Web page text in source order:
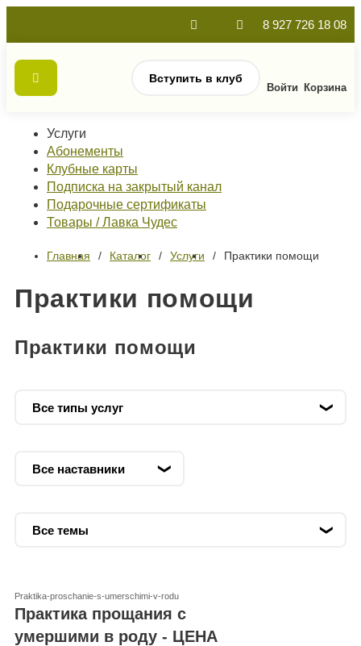
8 927 726 18 08
Вступить в клуб
Войти Корзина
Услуги
Абонементы
Клубные карты
Подписка на закрытый канал
Подарочные сертификаты
Товары / Лавка Чудес
Главная Каталог Услуги Практики помощи
Практики помощи
Практики помощи
Praktika-proschanie-s-umerschimi-v-rodu
Практика прощания с
умершими в роду - ЦЕНА